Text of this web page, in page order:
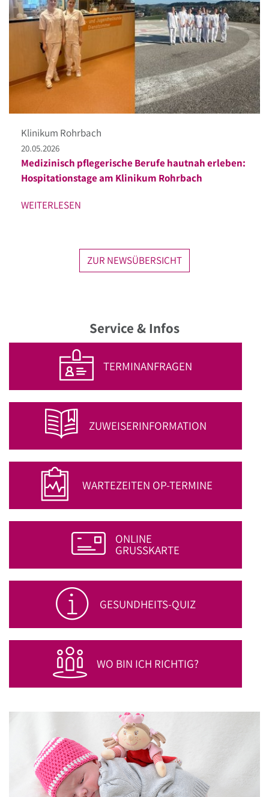
Klinikum Rohrbach
20.05.2026
Medizinisch pflegerische Berufe hautnah erleben:
Hospitationstage am Klinikum Rohrbach
WEITERLESEN
ZUR NEWSÜBERSICHT
Service & Infos
TERMINANFRAGEN
ZUWEISER­INFORMATION
WARTEZEITEN OP-TERMINE
ONLINE
GRUSSKARTE
GESUNDHEITS-QUIZ
WO BIN ICH RICHTIG?